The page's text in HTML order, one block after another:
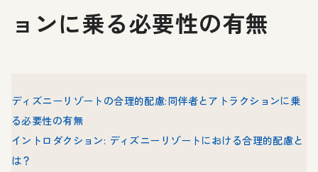
ョンに乗る必要性の有無
ディズニーリゾートの合理的配慮:同伴者とアトラクションに乗
る必要性の有無
イントロダクション: ディズニーリゾートにおける合理的配慮と
は？